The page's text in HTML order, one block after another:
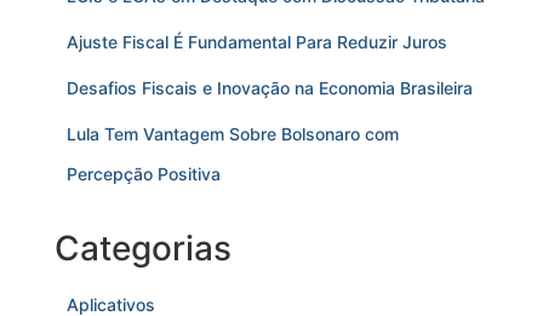
Ajuste Fiscal É Fundamental Para Reduzir Juros
Desafios Fiscais e Inovação na Economia Brasileira
Lula Tem Vantagem Sobre Bolsonaro com
Percepção Positiva
Categorias
Aplicativos